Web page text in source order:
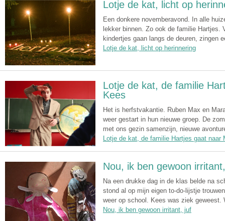
Lotje de kat, licht op
Een donkere novemberavond. In alle
lekker binnen. Zo ook de familie Hartjes.
kindertjes gaan langs de deuren, zingen
Lotje de kat, licht op herinnering
Lotje de kat, de familie
Kees
Het is herfstvakantie. Ruben Max en
weer gestart in hun nieuwe groep. De
met ons gezin samenzijn, nieuwe
Lotje de kat, de familie Hartjes gaat naar
Nou, ik ben gewoon
Na een drukke dag in de klas belde na
stond al op mijn eigen to-do-lijstje
weer op school. Kees was ziek geweest.
Nou, ik ben gewoon irritant, juf